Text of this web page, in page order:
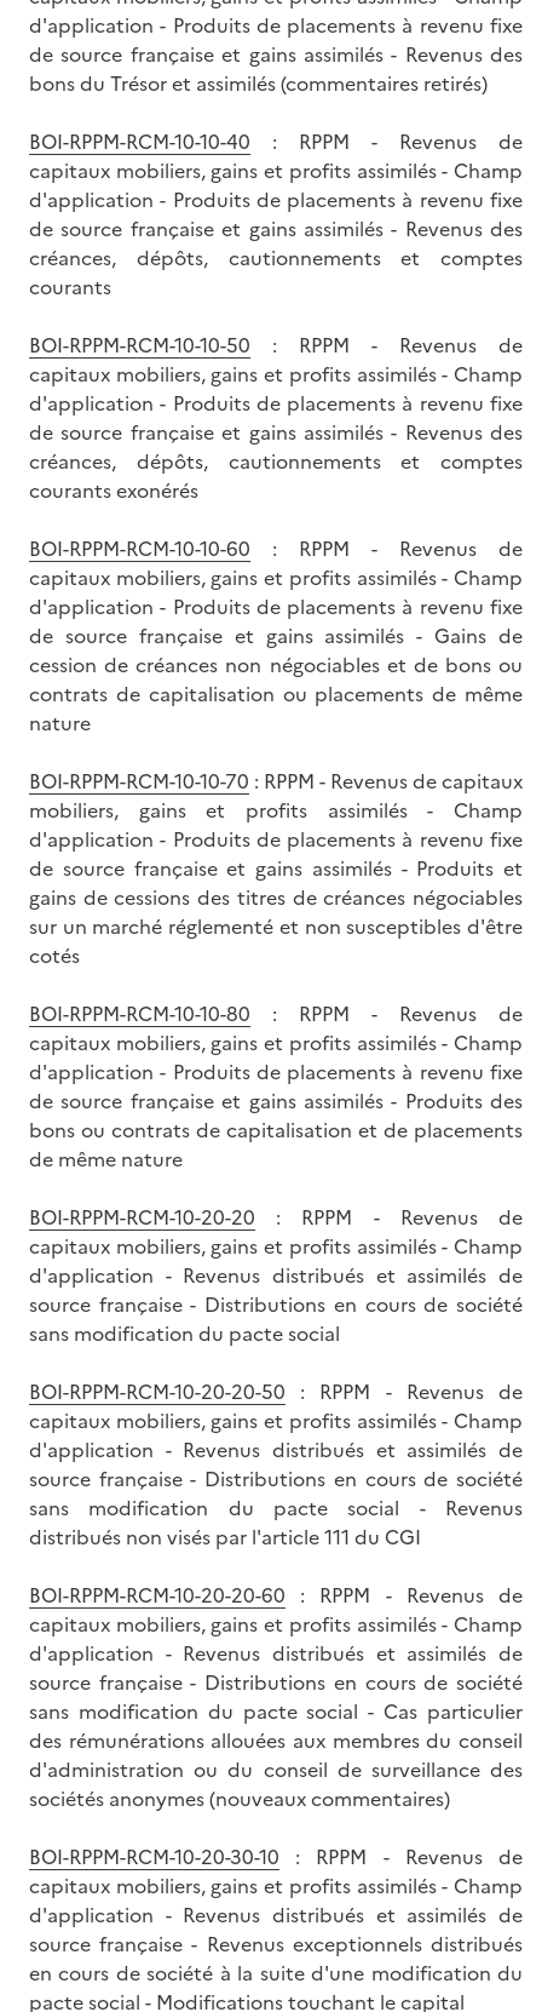
d'application - Produits de placements à revenu fixe
de source française et gains assimilés - Revenus des
bons du Trésor et assimilés (commentaires retirés)
BOI-RPPM-RCM-10-10-40 : RPPM - Revenus de
capitaux mobiliers, gains et profits assimilés - Champ
d'application - Produits de placements à revenu fixe
de source française et gains assimilés - Revenus des
créances, dépôts, cautionnements et comptes
courants
BOI-RPPM-RCM-10-10-50 : RPPM - Revenus de
capitaux mobiliers, gains et profits assimilés - Champ
d'application - Produits de placements à revenu fixe
de source française et gains assimilés - Revenus des
créances, dépôts, cautionnements et comptes
courants exonérés
BOI-RPPM-RCM-10-10-60 : RPPM - Revenus de
capitaux mobiliers, gains et profits assimilés - Champ
d'application - Produits de placements à revenu fixe
de source française et gains assimilés - Gains de
cession de créances non négociables et de bons ou
contrats de capitalisation ou placements de même
nature
BOI-RPPM-RCM-10-10-70 : RPPM - Revenus de capitaux
mobiliers, gains et profits assimilés - Champ
d'application - Produits de placements à revenu fixe
de source française et gains assimilés - Produits et
gains de cessions des titres de créances négociables
sur un marché réglementé et non susceptibles d'être
cotés
BOI-RPPM-RCM-10-10-80 : RPPM - Revenus de
capitaux mobiliers, gains et profits assimilés - Champ
d'application - Produits de placements à revenu fixe
de source française et gains assimilés - Produits des
bons ou contrats de capitalisation et de placements
de même nature
BOI-RPPM-RCM-10-20-20 : RPPM - Revenus de
capitaux mobiliers, gains et profits assimilés - Champ
d'application - Revenus distribués et assimilés de
source française - Distributions en cours de société
sans modification du pacte social
BOI-RPPM-RCM-10-20-20-50 : RPPM - Revenus de
capitaux mobiliers, gains et profits assimilés - Champ
d'application - Revenus distribués et assimilés de
source française - Distributions en cours de société
sans modification du pacte social - Revenus
distribués non visés par l'article 111 du CGI
BOI-RPPM-RCM-10-20-20-60 : RPPM - Revenus de
capitaux mobiliers, gains et profits assimilés - Champ
d'application - Revenus distribués et assimilés de
source française - Distributions en cours de société
sans modification du pacte social - Cas particulier
des rémunérations allouées aux membres du conseil
d'administration ou du conseil de surveillance des
sociétés anonymes (nouveaux commentaires)
BOI-RPPM-RCM-10-20-30-10 : RPPM - Revenus de
capitaux mobiliers, gains et profits assimilés - Champ
d'application - Revenus distribués et assimilés de
source française - Revenus exceptionnels distribués
en cours de société à la suite d'une modification du
pacte social - Modifications touchant le capital